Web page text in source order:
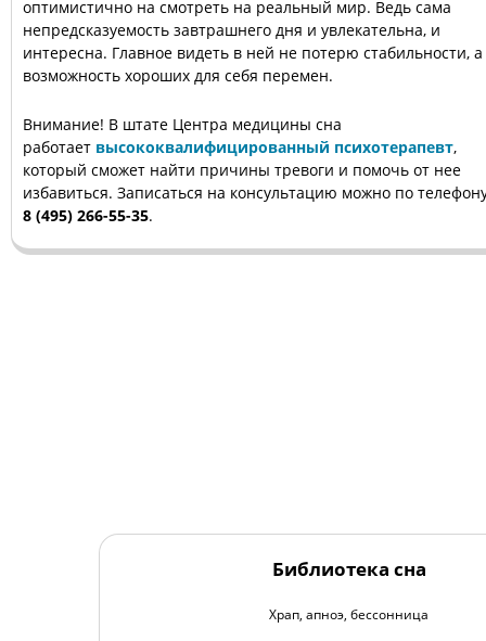
оптимистично на смотреть на реальный мир. Ведь сама
непредсказуемость завтрашнего дня и увлекательна, и
интересна. Главное видеть в ней не потерю стабильности, а
возможность хороших для себя перемен.
Внимание! В штате Центра медицины сна
работает высококвалифицированный психотерапевт,
который сможет найти причины тревоги и помочь от нее
избавиться. Записаться на консультацию можно по
8 (495) 266-55-35.
Библиотека сна
Храп, апноэ, бессонница